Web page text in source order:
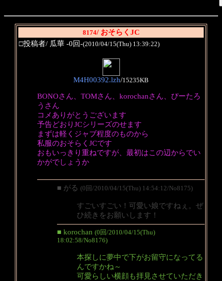
8174/ おそらくJC
□投稿者/ 瓜華 -0回-(2010/04/15(Thu) 13:39:22)
M4H00392.lzh/15235KB
BONOさん、TOMさん、korochanさん、ぴーたろ
うさん
コメありがとうございます
予告どおりJCシリーズのせます
まずは軽くジャブ程度のものから
私服のおそらくJCです
おもいっきり重ねですが、最初はこの辺からでい
かがでしょうか
■ がる (0回/2010/04/15(Thu) 14:54:12/No8175)
すごいすごい！可愛い娘ですねぇ。ぜ
ひ続きをお願いします！
■ korochan (0回/2010/04/15(Thu)
18:02:58/No8176)
本探しに夢中で下がお留守になってる
んですかね～
可愛らしい横顔も拝見させていただき